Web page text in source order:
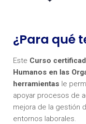
¿Para qué
Este Curso
Humanos en las
herramientas le
apoyar procesos de
mejora de la gestión
entornos laborales.